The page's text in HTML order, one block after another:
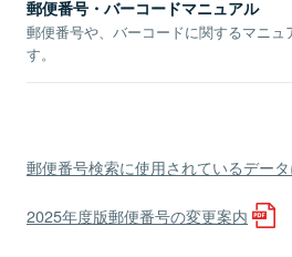
郵便番号・バーコードマニュアル
郵便番号や、バーコードに関するマニュ
す。
郵便番号検索に使用されているデー
2025年度版郵便番号の変更案内